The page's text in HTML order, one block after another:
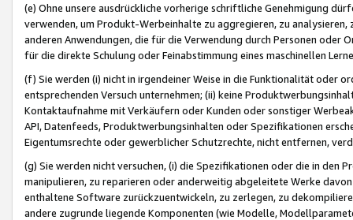
(e) Ohne unsere ausdrückliche vorherige schriftliche Genehmigung
verwenden, um Produkt-Werbeinhalte zu aggregieren, zu
anderen Anwendungen, die für die Verwendung durch Personen
für die direkte Schulung oder Feinabstimmung eines maschinellen
(f) Sie werden (i) nicht in irgendeiner Weise in die Funktionalität oder
entsprechenden Versuch unternehmen; (ii) keine
Kontaktaufnahme mit Verkäufern oder Kunden oder sonstiger
API, Datenfeeds, Produktwerbungsinhalten oder Spezifikationen
Eigentumsrechte oder gewerblicher Schutzrechte, nicht entfernen,
(g) Sie werden nicht versuchen, (i) die Spezifikationen oder die in
manipulieren, zu reparieren oder anderweitig abgeleitete Werke
enthaltene Software zurückzuentwickeln, zu zerlegen, zu
andere zugrunde liegende Komponenten (wie Modelle,